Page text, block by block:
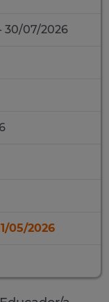
30/07/2026
05/2026